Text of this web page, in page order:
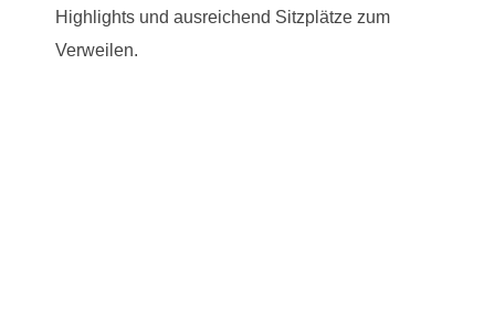
Highlights und ausreichend Sitzplätze zum
Verweilen.